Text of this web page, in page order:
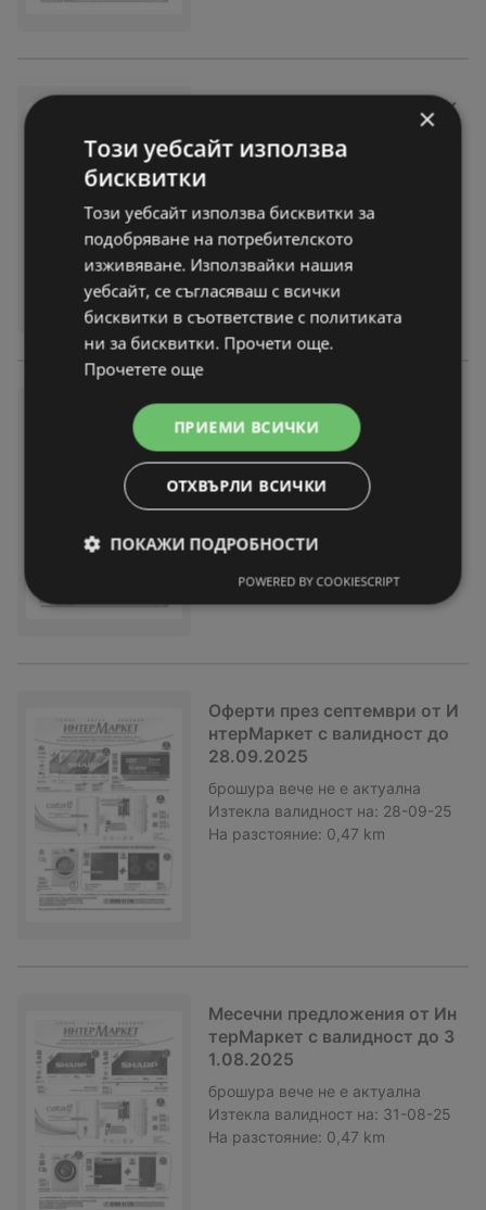
Предложения от ИнтерМарк
ет с валидност до 27.11.2025
брошура вече не е актуална
На разстояние:
Предложения от ИнтерМарк
ет с валидност до 26.10.202
5
брошура вече не е актуална
Изтекла валидност на:
Оферти през септември от И
нтерМаркет с валидност до
28.09.2025
брошура вече не е актуална
Изтекла валидност на: 28-09-25
На разстояние: 0,47 km
Месечни предложения от Ин
терМаркет с валидност до 3
1.08.2025
брошура вече не е актуална
Изтекла валидност на: 31-08-25
На разстояние: 0,47 km
×
Този уебсайт използва
бисквитки
Този уебсайт използва бисквитки за
подобряване на потребителското
изживяване. Използвайки нашия
уебсайт, се съгласяваш с всички
бисквитки в съответствие с политиката
ни за бисквитки. Прочети още.
Прочетете още
ПРИЕМИ ВСИЧКИ
ОТХВЪРЛИ ВСИЧКИ
ПОКАЖИ ПОДРОБНОСТИ
POWERED BY COOKIESCRIPT